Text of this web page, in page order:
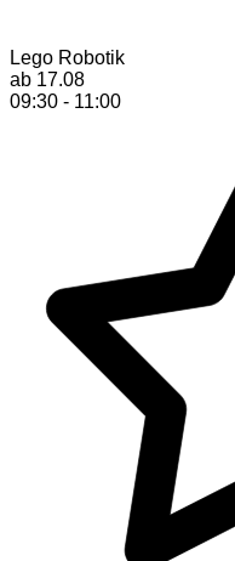
Lego Robotik
ab 17.08
09:30 - 11:00